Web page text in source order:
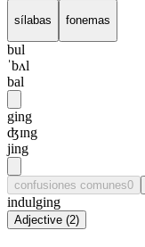
sílabas fonemas
bul
ˈbʌl
bal
ging
ʤɪng
jing
confusiones comunes0
indulging
Adjective (2)